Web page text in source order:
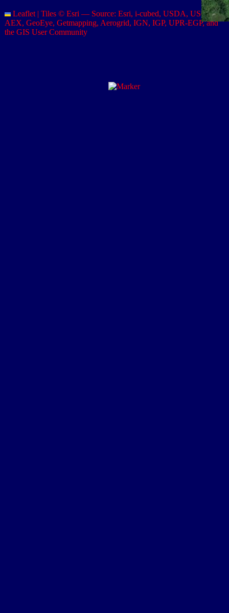
Leaflet | Tiles © Esri — Source: Esri, i-cubed, USDA, USGS,
AEX, GeoEye, Getmapping, Aerogrid, IGN, IGP, UPR-EGP, and
the GIS User Community